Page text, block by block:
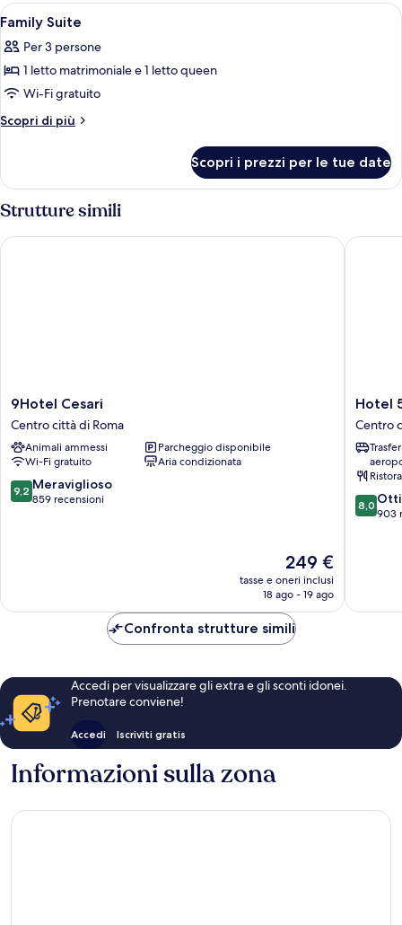
Apri
tutte
le
foto
per
Family
Biancheria da letto di alta qualità,
4
Family Suite
Per 3 persone
1 letto matrimoniale e 1 letto queen
Wi-Fi gratuito
Scopri di più
Altri
Suite
Scopri i prezzi per le tue date
Strutture simili
9Hotel
Cesari
Centro
città
di
Roma
9Hotel Cesari
Centro città di Roma
Animali ammessi
Parcheggio disponibile
Wi-Fi gratuito
Aria condizionata
9.2
su
9,2 Meraviglioso
859 recensioni
Il
prezzo
attuale
249 €
249 €
tasse e oneri inclusi
18 ago - 19 ago
9Hotel Cesari
Hotel
55
Fifty
five
Centro
città
di
Roma
Hotel
Centro
8.0
su
8,0
903
Hotel
Confronta strutture simili
Accedi per visualizzare gli extra e gli sconti idonei.
Prenotare conviene!
Accedi Iscriviti gratis
Informazioni sulla zona